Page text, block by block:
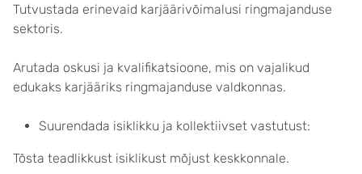
Tutvustada erinevaid karjäärivõimalusi ringmajanduse
sektoris.
Arutada oskusi ja kvalifikatsioone, mis on vajalikud
edukaks karjääriks ringmajanduse valdkonnas.
Suurendada isiklikku ja kollektiivset vastutust:
Tõsta teadlikkust isiklikust mõjust keskkonnale.